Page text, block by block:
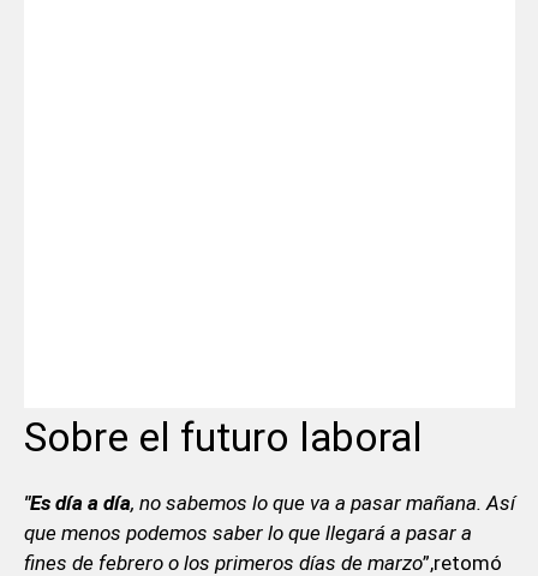
Sobre el futuro laboral
"Es día a día, no sabemos lo que va a pasar mañana. Así
que menos podemos saber lo que llegará a pasar a
fines de febrero o los primeros días de marzo”,retomó